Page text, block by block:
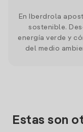
En Iberdrola
sostenible.
energía verde y
del medio
Estas son